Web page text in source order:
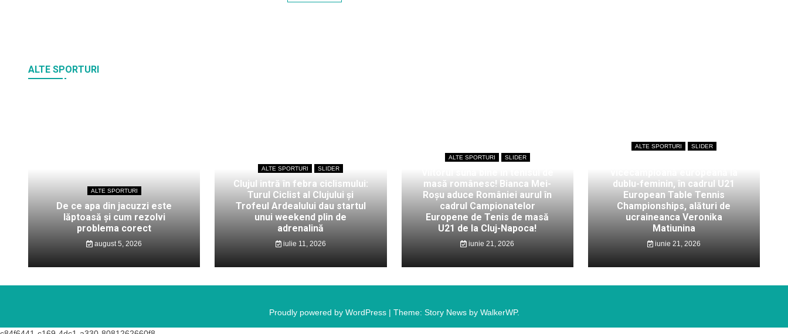
ALTE SPORTURI
ALTE SPORTURI
De ce apa din jacuzzi este
lăptoasă și cum rezolvi
problema corect
august 5, 2026
ALTE SPORTURI SLIDER
Clujul intră în febra ciclismului:
Turul Ciclist al Clujului și
Trofeul Ardealului dau startul
unui weekend plin de
adrenalină
iulie 11, 2026
ALTE SPORTURI SLIDER
masă românesc! Bianca Mei-
Roșu aduce României aurul în
cadrul Campionatelor
Europene de Tenis de masă
U21 de la Cluj-Napoca!
iunie 21, 2026
ALTE SPORTURI SLIDER
dublu-feminin, în cadrul U21
European Table Tennis
Championships, alături de
ucraineanca Veronika
Matiunina
iunie 21, 2026
Proudly powered by WordPress | Theme: Story News by WalkerWP.